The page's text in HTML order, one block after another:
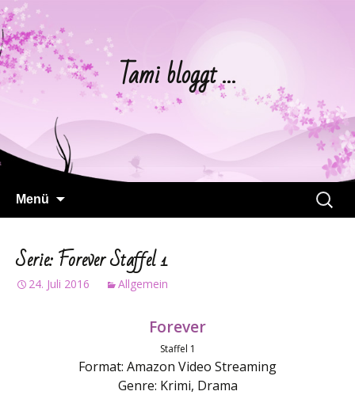
Tami bloggt …
Menü
Suchen
nach:
Serie: Forever Staffel 1
24. Juli 2016 Allgemein
Forever
Staffel 1
Format: Amazon Video Streaming
Genre: Krimi, Drama